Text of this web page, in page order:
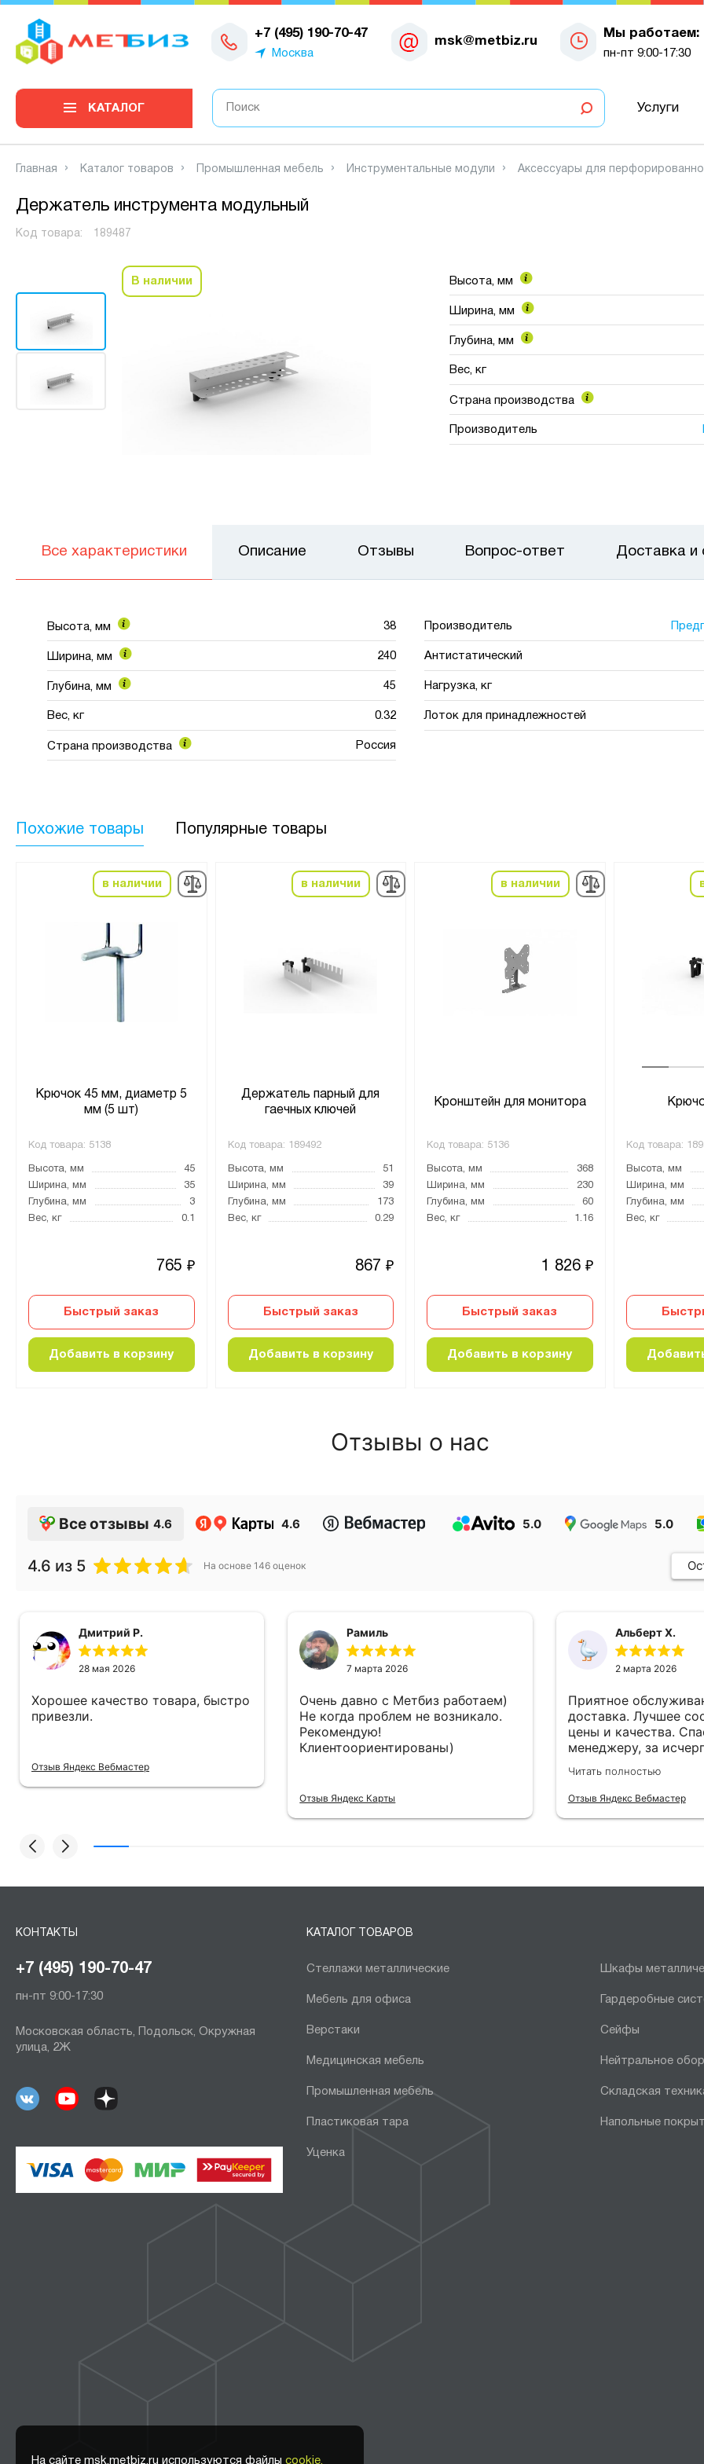
+7 (495) 190-70-47
Москва
msk@metbiz.ru
Мы работаем:
пн-пт 9:00-17:30
0
КАТАЛОГ Услуги
Главная Каталог товаров Промышленная мебель Инструментальные модули Аксессуары для
Держатель инструмента модульный
Код товара: 189487
В наличии Высота, мм
Ширина, мм
Глубина, мм
Вес, кг
Страна производства
Производитель
Все характеристики
Высота, мм 38
Ширина, мм 240
Глубина, мм 45
Вес, кг 0.32
Страна производства Россия
Производитель
Антистатический
Нагрузка, кг
Лоток для принадлежностей
Описание Отзывы Вопрос-ответ Доставка и
Похожие товары Популярные товары
в наличии
Крючок 45 мм, диаметр 5
мм (5 шт)
Код товара: 5138
Высота, мм
45
Ширина, мм
35
Глубина, мм
3
Вес, кг
0.1
765 ₽
Быстрый заказ
Добавить в корзину
в наличии
Держатель парный для
гаечных ключей
Код товара: 189492
Высота, мм
51
Ширина, мм
39
Глубина, мм
173
Вес, кг
0.29
867 ₽
Быстрый заказ
Добавить в корзину
в наличии
Кронштейн для монитора
Код товара: 5136
Высота, мм
368
Ширина, мм
230
Глубина, мм
60
Вес, кг
1.16
1 826 ₽
Быстрый заказ
Добавить в корзину
Код товара:
Высота, мм
Ширина, мм
Глубина, мм
Вес, кг
Отзывы о нас
Все отзывы 4.6 4.6 5.0 5.0
4.6 из 5 На основе 146 оценок
Дмитрий Р.
28 мая 2026
Хорошее качество товара, быстро
привезли.
Отзыв Яндекс Вебмастер
Рамиль
7 марта 2026
Очень давно с Метбиз работаем)
Не когда проблем не возникало.
Рекомендую!
Клиентоориентированы)
Отзыв Яндекс Карты
Альберт Х.
2 марта 2026
Приятное
доставка. Лучшее
цены и качества.
менеджеру, за
Читать полностью
Отзыв Яндекс Вебмастер
На сайте msk.metbiz.ru используются файлы cookie.
КОНТАКТЫ
+7 (495) 190-70-47
пн-пт 9:00-17:30
Московская область, Подольск, Окружная
улица, 2Ж
КАТАЛОГ ТОВАРОВ
Стеллажи металлические Шкафы
Мебель для офиса Гардеробные
Верстаки Сейфы
Медицинская мебель Нейтральное
Промышленная мебель Складская
Пластиковая тара Напольные
Уценка